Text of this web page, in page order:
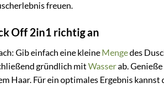
freuen.
Off 2in1 richtig an
Gib einfach eine kleineMengedes
gründlich mitWasserab.
Haar. Für ein optimales Ergebnis kannst